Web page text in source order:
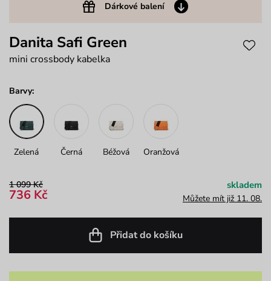
Dárkové balení
Danita Safi Green
mini crossbody kabelka
Barvy:
Zelená Černá Béžová Oranžová
1 099 Kč
736 Kč
skladem
Můžete mít již 11. 08.
Přidat do košíku